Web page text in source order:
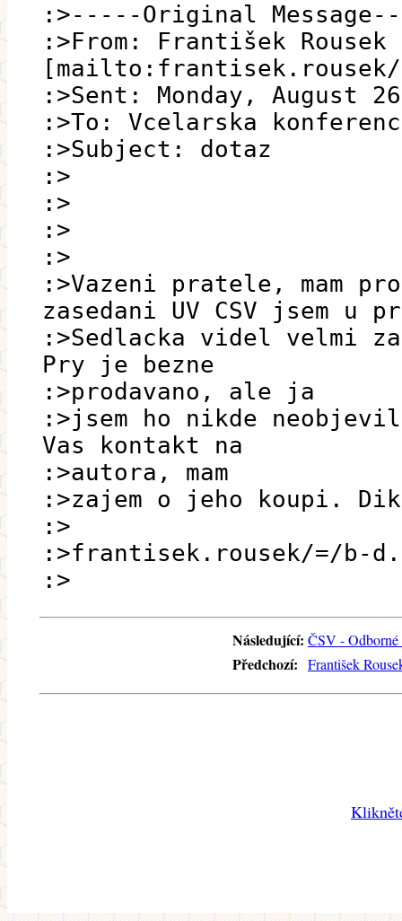
:>-----Original
:>From: František Rousek
:>Sent: Monday, August
:>To: Vcelarska
:>Subject: dotaz
:>
:>
:>
:>
:>Vazeni pratele, mam
zasedani UV CSV jsem u
:>Sedlacka videl velmi
Pry je bezne
:>prodavano, ale ja
:>jsem ho nikde
Vas kontakt na
:>autora, mam
:>zajem o jeho koupi.
:>
:>frantisek.rousek/=/b-
:>
Následující: ČSV -
Předchozí: František